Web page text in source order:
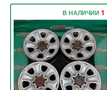
66,5
50
В НАЛИЧИИ 1